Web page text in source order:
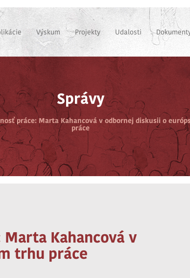
Výskum Projekty Udalosti
Správy
práce: Marta Kahancová v odbornej diskusii o
práce
Kahancová v
trhu práce